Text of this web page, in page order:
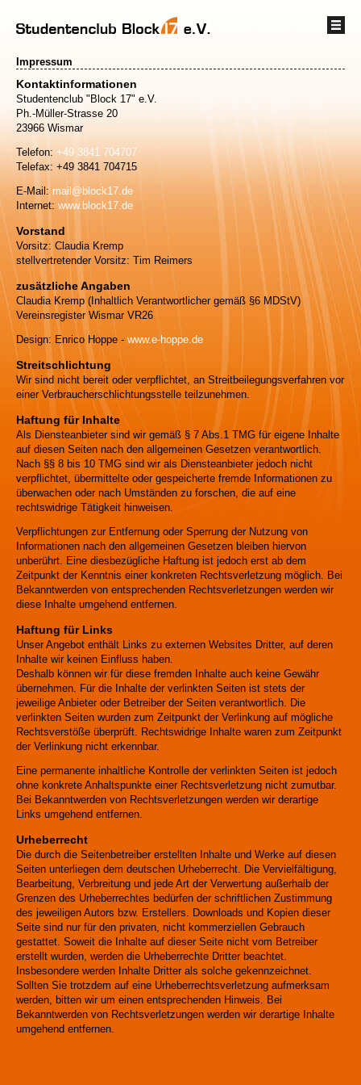
Impressum
Kontaktinformationen
Studentenclub "Block 17" e.V.
Ph.-Müller-Strasse 20
23966 Wismar
Telefon: +49 3841 704707
Telefax: +49 3841 704715
E-Mail: mail@block17.de
Internet: www.block17.de
Vorstand
Vorsitz: Claudia Kremp
stellvertretender Vorsitz: Tim Reimers
zusätzliche Angaben
Claudia Kremp (Inhaltlich Verantwortlicher gemäß §6 MDStV)
Vereinsregister Wismar VR26
Design: Enrico Hoppe - www.e-hoppe.de
Streitschlichtung
Wir sind nicht bereit oder verpflichtet, an Streitbeilegungsverfahren vor
einer Verbraucherschlichtungsstelle teilzunehmen.
Haftung für Inhalte
Als Diensteanbieter sind wir gemäß § 7 Abs.1 TMG für eigene Inhalte
auf diesen Seiten nach den allgemeinen Gesetzen verantwortlich.
Nach §§ 8 bis 10 TMG sind wir als Diensteanbieter jedoch nicht
verpflichtet, übermittelte oder gespeicherte fremde Informationen zu
überwachen oder nach Umständen zu forschen, die auf eine
rechtswidrige Tätigkeit hinweisen.
Verpflichtungen zur Entfernung oder Sperrung der Nutzung von
Informationen nach den allgemeinen Gesetzen bleiben hiervon
unberührt. Eine diesbezügliche Haftung ist jedoch erst ab dem
Zeitpunkt der Kenntnis einer konkreten Rechtsverletzung möglich. Bei
Bekanntwerden von entsprechenden Rechtsverletzungen werden wir
diese Inhalte umgehend entfernen.
Haftung für Links
Unser Angebot enthält Links zu externen Websites Dritter, auf deren
Inhalte wir keinen Einfluss haben.
Deshalb können wir für diese fremden Inhalte auch keine Gewähr
übernehmen. Für die Inhalte der verlinkten Seiten ist stets der
jeweilige Anbieter oder Betreiber der Seiten verantwortlich. Die
verlinkten Seiten wurden zum Zeitpunkt der Verlinkung auf mögliche
Rechtsverstöße überprüft. Rechtswidrige Inhalte waren zum Zeitpunkt
der Verlinkung nicht erkennbar.
Eine permanente inhaltliche Kontrolle der verlinkten Seiten ist jedoch
ohne konkrete Anhaltspunkte einer Rechtsverletzung nicht zumutbar.
Bei Bekanntwerden von Rechtsverletzungen werden wir derartige
Links umgehend entfernen.
Urheberrecht
Die durch die Seitenbetreiber erstellten Inhalte und Werke auf diesen
Seiten unterliegen dem deutschen Urheberrecht. Die Vervielfältigung,
Bearbeitung, Verbreitung und jede Art der Verwertung außerhalb der
Grenzen des Urheberrechtes bedürfen der schriftlichen Zustimmung
des jeweiligen Autors bzw. Erstellers. Downloads und Kopien dieser
Seite sind nur für den privaten, nicht kommerziellen Gebrauch
gestattet. Soweit die Inhalte auf dieser Seite nicht vom Betreiber
erstellt wurden, werden die Urheberrechte Dritter beachtet.
Insbesondere werden Inhalte Dritter als solche gekennzeichnet.
Sollten Sie trotzdem auf eine Urheberrechtsverletzung aufmerksam
werden, bitten wir um einen entsprechenden Hinweis. Bei
Bekanntwerden von Rechtsverletzungen werden wir derartige Inhalte
umgehend entfernen.